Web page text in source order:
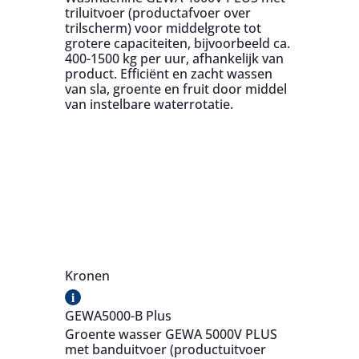
triluitvoer (productafvoer over
trilscherm) voor middelgrote tot
grotere capaciteiten, bijvoorbeeld ca.
400-1500 kg per uur, afhankelijk van
product. Efficiënt en zacht wassen
van sla, groente en fruit door middel
van instelbare waterrotatie.
Kronen
i
GEWA5000-B Plus
Groente wasser GEWA 5000V PLUS
met banduitvoer (productuitvoer